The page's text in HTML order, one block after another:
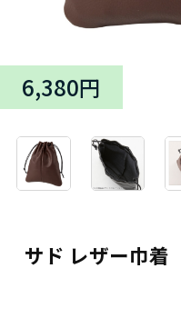
サド レザー巾着
6,380円